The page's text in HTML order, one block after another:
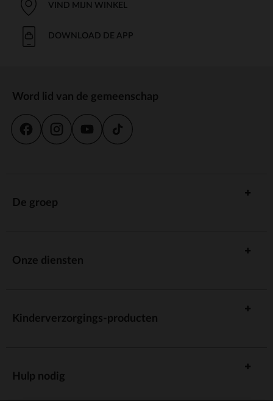
VIND MIJN WINKEL
DOWNLOAD DE APP
Word lid van de gemeenschap
De groep
Onze diensten
Kinderverzorgings-producten
Hulp nodig